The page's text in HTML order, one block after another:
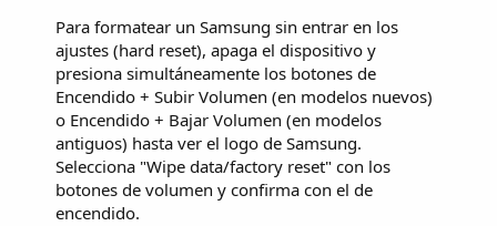
Para formatear un Samsung sin entrar en los
ajustes (hard reset), apaga el dispositivo y
presiona simultáneamente los botones de
Encendido + Subir Volumen (en modelos nuevos)
o Encendido + Bajar Volumen (en modelos
antiguos) hasta ver el logo de Samsung.
Selecciona "Wipe data/factory reset" con los
botones de volumen y confirma con el de
encendido.